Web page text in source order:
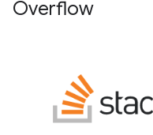
Overflow